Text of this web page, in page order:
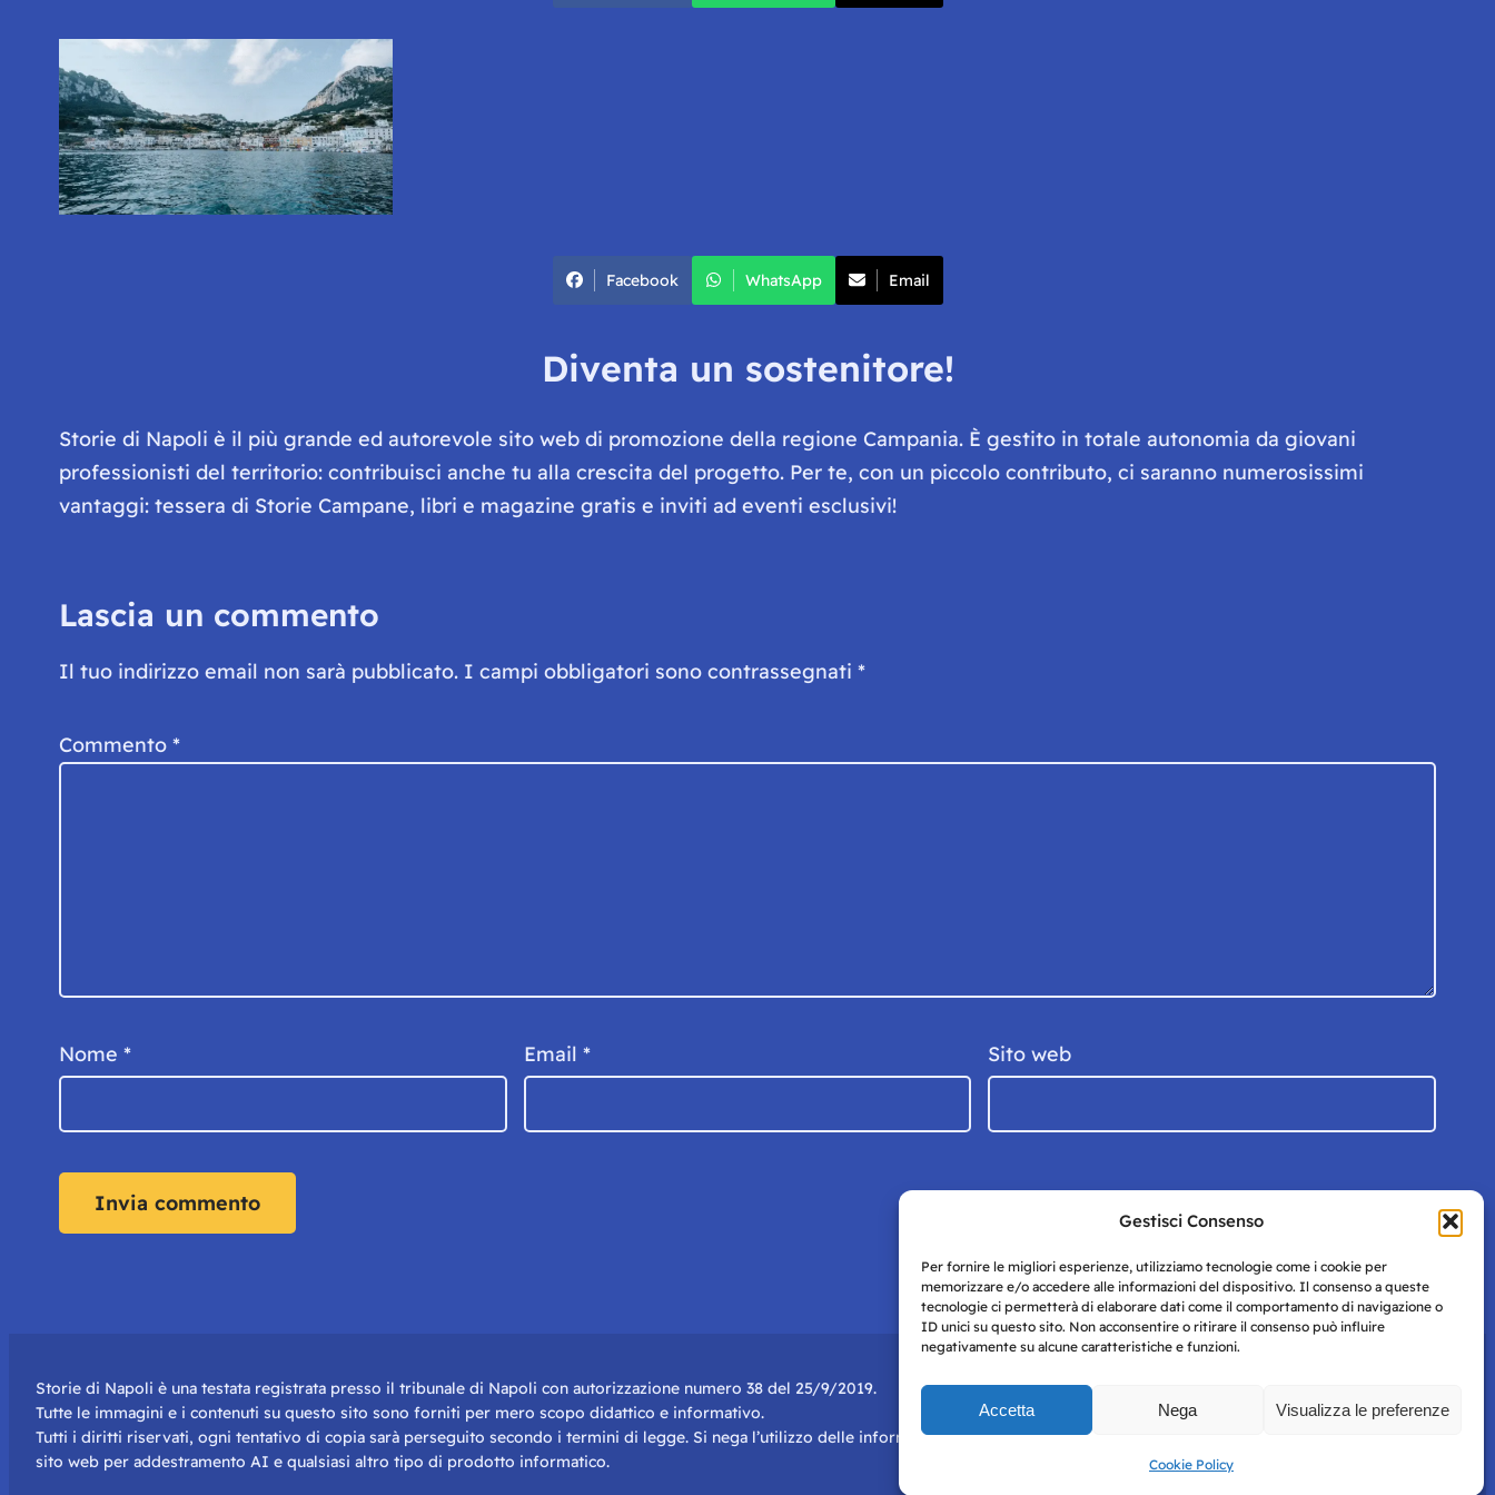
Gestisci Consenso
Per fornire le migliori esperienze, utilizziamo tecnologie come i cookie per
memorizzare e/o accedere alle informazioni del dispositivo. Il consenso a queste
tecnologie ci permetterà di elaborare dati come il comportamento di navigazione o
ID unici su questo sito. Non acconsentire o ritirare il consenso può influire
negativamente su alcune caratteristiche e funzioni.
Accetta Nega Visualizza le preferenze
Cookie Policy
Facebook WhatsApp Email
Diventa un sostenitore!
Storie di Napoli è il più grande ed autorevole sito web di promozione della regione Campania. È gestito in totale autonomia da giovani
professionisti del territorio: contribuisci anche tu alla crescita del progetto. Per te, con un piccolo contributo, ci saranno numerosissimi
vantaggi: tessera di Storie Campane, libri e magazine gratis e inviti ad eventi esclusivi!
Lascia un commento
Il tuo indirizzo email non sarà pubblicato. I campi obbligatori sono contrassegnati *
Commento *
Nome * Email * Sito web
Storie di Napoli è una testata registrata presso il tribunale di Napoli con autorizzazione numero 38 del 25/9/2019.
Tutte le immagini e i contenuti su questo sito sono forniti per mero scopo didattico e informativo.
Tutti i diritti riservati, ogni tentativo di copia sarà perseguito secondo i termini di legge. Si nega l’utilizzo delle informazioni in questo
sito web per addestramento AI e qualsiasi altro tipo di prodotto informatico.
Policy